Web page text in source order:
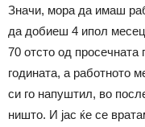
Значи, мора да имаш
да добиеш 4 ипол
70 отсто од просечната
годината, а работното
си го напуштил, во
ништо. И јас ќе се